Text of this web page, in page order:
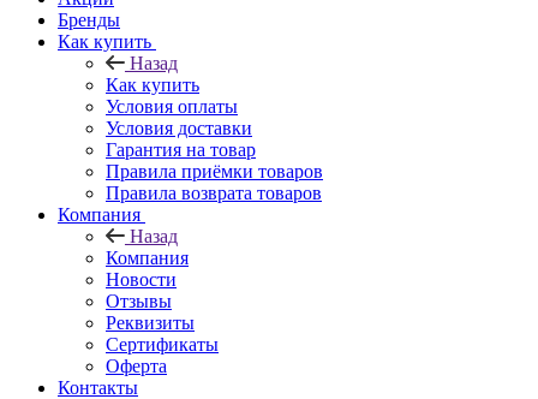
Бренды
Как купить
Назад
Как купить
Условия оплаты
Условия доставки
Гарантия на товар
Правила приёмки товаров
Правила возврата товаров
Компания
Назад
Компания
Новости
Отзывы
Реквизиты
Сертификаты
Оферта
Контакты